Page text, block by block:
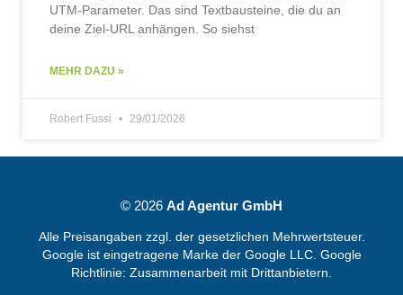
UTM-Parameter. Das sind Textbausteine, die du an
deine Ziel-URL anhängen. So siehst
MEHR DAZU »
Robert Fussi 29/01/2026
© 2026 Ad Agentur GmbH
Alle Preisangaben zzgl. der gesetzlichen Mehrwertsteuer.
Google ist eingetragene Marke der Google LLC. Google
Richtlinie: Zusammenarbeit mit Drittanbietern.